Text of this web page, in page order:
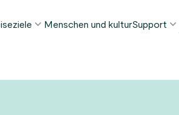
Borgund
Bergen
Menschen und kulturSupport